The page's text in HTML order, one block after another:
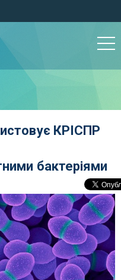
КРІСПР
бактеріями